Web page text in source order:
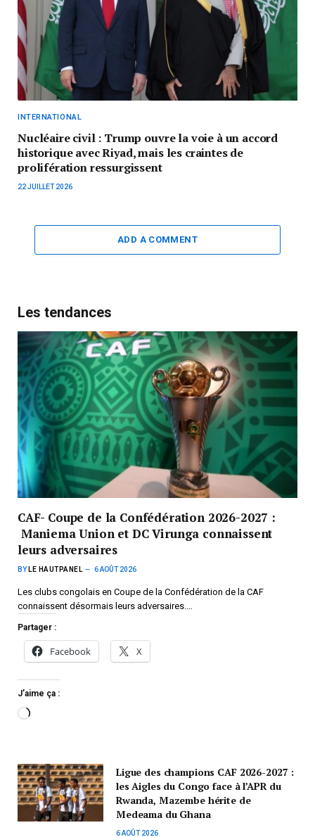
INTERNATIONAL
Nucléaire civil : Trump ouvre la voie à un accord
historique avec Riyad, mais les craintes de
prolifération ressurgissent
22 JUILLET 2026
ADD A COMMENT
Les tendances
CAF- Coupe de la Confédération 2026-2027 :
Maniema Union et DC Virunga connaissent
leurs adversaires
BY LE HAUTPANEL 6 AOÛT 2026
Les clubs congolais en Coupe de la Confédération de la CAF
connaissent désormais leurs adversaires.…
Partager :
Facebook X
J’aime ça :
Ligue des champions CAF 2026-2027 :
les Aigles du Congo face à l’APR du
Rwanda, Mazembe hérite de
Medeama du Ghana
6 AOÛT 2026